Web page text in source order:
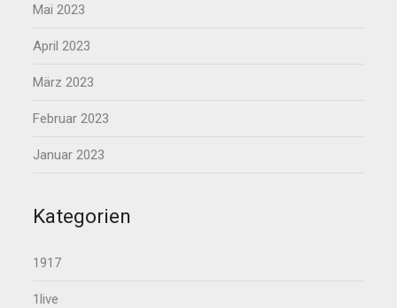
Mai 2023
April 2023
März 2023
Februar 2023
Januar 2023
Kategorien
1917
1live